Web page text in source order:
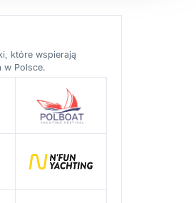
które wspierają
w Polsce.